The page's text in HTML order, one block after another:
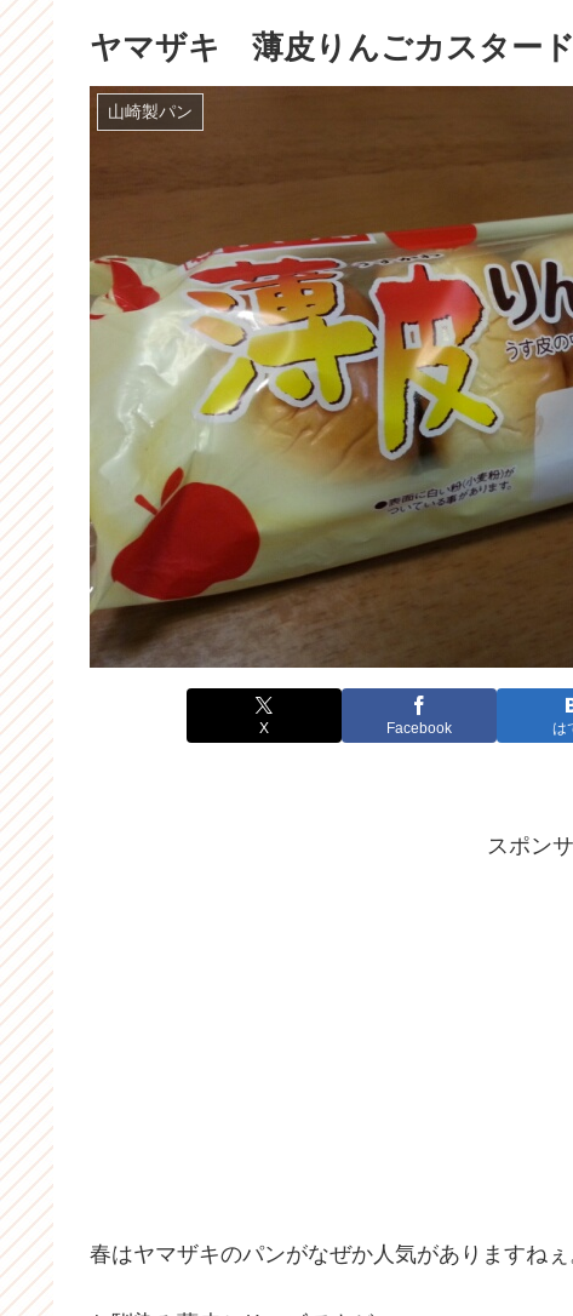
ヤマザキ 薄皮りんごカスター
山崎製パン
X Facebook は
スポン
春はヤマザキのパンがなぜか人気がありますねぇ